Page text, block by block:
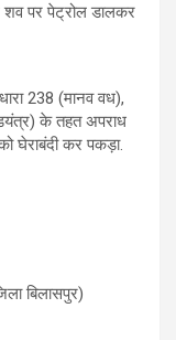
शव पर पेट्रोल डालकर
238 (मानव वध),
के तहत अपराध
घेराबंदी कर पकड़ा.
बिलासपुर)